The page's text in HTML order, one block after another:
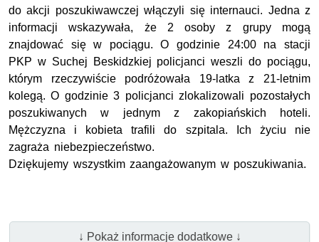
do akcji poszukiwawczej włączyli się internauci. Jedna z
informacji wskazywała, że 2 osoby z grupy mogą
znajdować się w pociągu. O godzinie 24:00 na stacji
PKP w Suchej Beskidzkiej policjanci weszli do pociągu,
którym rzeczywiście podróżowała 19-latka z 21-letnim
kolegą. O godzinie 3 policjanci zlokalizowali pozostałych
poszukiwanych w jednym z zakopiańskich hoteli.
Mężczyzna i kobieta trafili do szpitala. Ich życiu nie
zagraża niebezpieczeństwo.
Dziękujemy wszystkim zaangażowanym w poszukiwania.
↓ Pokaż informacje dodatkowe ↓